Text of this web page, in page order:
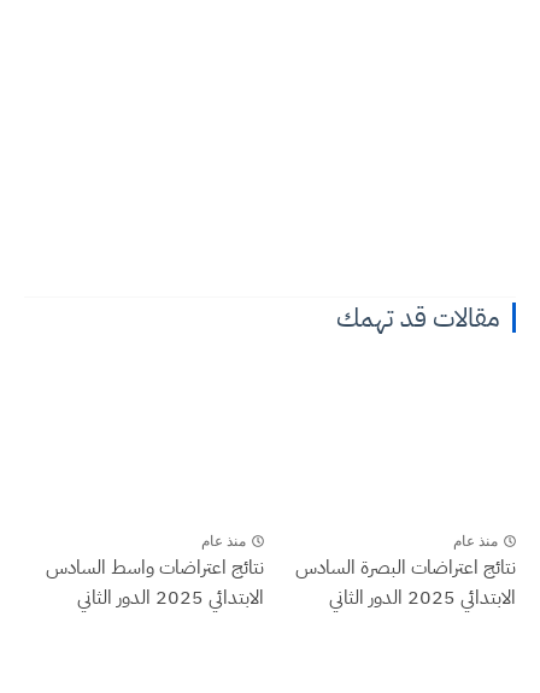
مقالات قد تهمك
منذ عام
نتائج اعتراضات البصرة السادس
الابتدائي 2025 الدور الثاني
منذ عام
نتائج اعتراضات واسط السادس
الابتدائي 2025 الدور الثاني